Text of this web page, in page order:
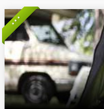
* * *